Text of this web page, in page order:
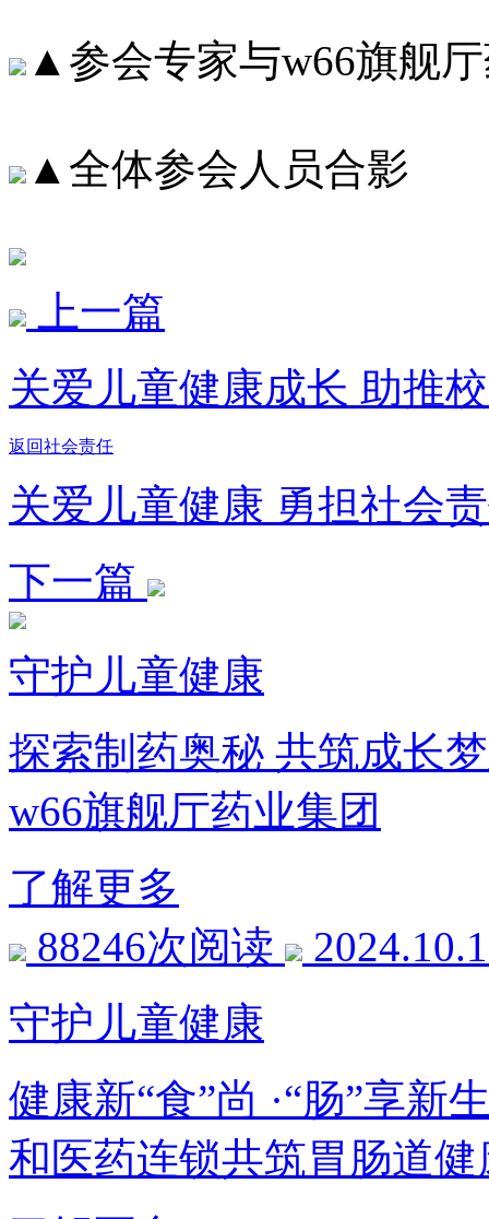
▲参会专家与w66旗舰
▲全体参会人员合影
上一篇
关爱儿童健康成长 助推
返回社会责任
关爱儿童健康 勇担社会
下一篇
守护儿童健康
探索制药奥秘 共筑成长
w66旗舰厅药业集团
了解更多
88246次阅读
守护儿童健康
健康新“食”尚 ·“肠”享
和医药连锁共筑胃肠道